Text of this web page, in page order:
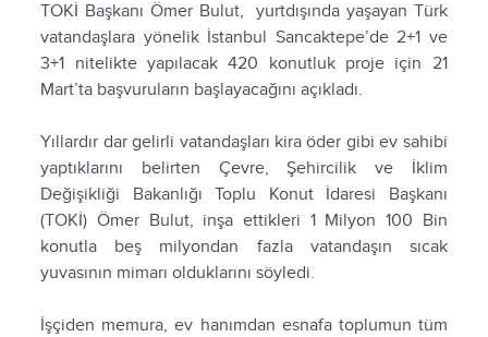
TOKİ Başkanı Ömer Bulut, yurtdışında yaşayan Türk
vatandaşlara yönelik İstanbul Sancaktepe’de 2+1 ve
3+1 nitelikte yapılacak 420 konutluk proje için 21
Mart’ta başvuruların başlayacağını açıkladı.
Yıllardır dar gelirli vatandaşları kira öder gibi ev sahibi
yaptıklarını belirten Çevre, Şehircilik ve İklim
Değişikliği Bakanlığı Toplu Konut İdaresi Başkanı
(TOKİ) Ömer Bulut, inşa ettikleri 1 Milyon 100 Bin
konutla beş milyondan fazla vatandaşın sıcak
yuvasının mimarı olduklarını söyledi.
İşçiden memura, ev hanımdan esnafa toplumun tüm